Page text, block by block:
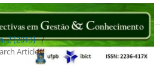
2 (2013) /
Articles